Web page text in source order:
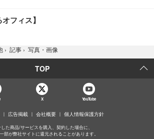
オフィス】
› 記事 › 写真・画像
TOP
X YouTube
広告掲載 会社概要 個人情報保護方針
た商品/サービスを購入、契約した場合に、
部が弊社サイトに還元されることがあります。